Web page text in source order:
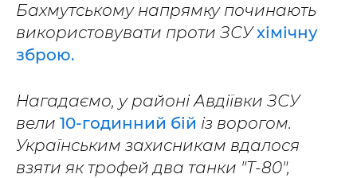
Бахмутському напрямку починають
використовувати проти ЗСУхімічну
зброю.
Нагадаємо, у районі Авдіївки ЗСУ
вели 10-годинний бій із ворогом.
Українським захисникам вдалося
взяти як трофей два танки "Т-80",